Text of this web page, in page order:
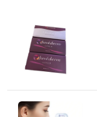
SITEMAP
PRIVACY
POLICY